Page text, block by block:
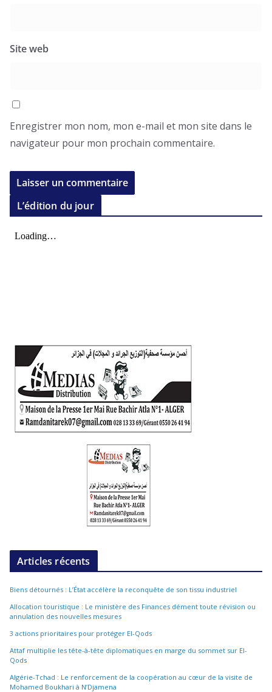
Site web
Enregistrer mon nom, mon e-mail et mon site dans le
navigateur pour mon prochain commentaire.
L’édition du jour
Articles récents
Biens détournés : L’État accélère la reconquête de son tissu industriel
Allocation touristique : Le ministère des Finances dément toute révision ou
annulation des nouvelles mesures
3 actions prioritaires pour protéger El-Qods
Attaf multiplie les tête-à-tête diplomatiques en marge du sommet sur El-
Qods
Algérie-Tchad : Le renforcement de la coopération au cœur de la visite de
Mohamed Boukhari à N’Djamena